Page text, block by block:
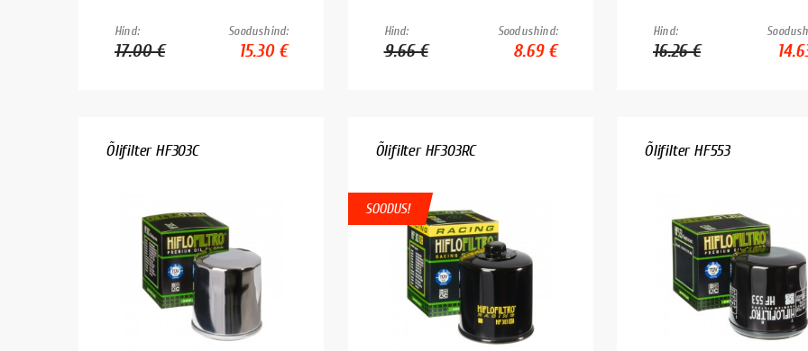
Hind:
17.00 €
Soodushind:
15.30 €
Hind:
9.66 €
Soodushind:
8.69 €
Hind:
16.26 €
Õlifilter HF303C Õlifilter HF303RC
SOODUS!
Õlifilter HF553